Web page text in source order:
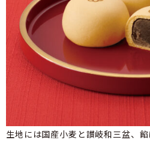
生地には国産小麦と讃岐和三盆、